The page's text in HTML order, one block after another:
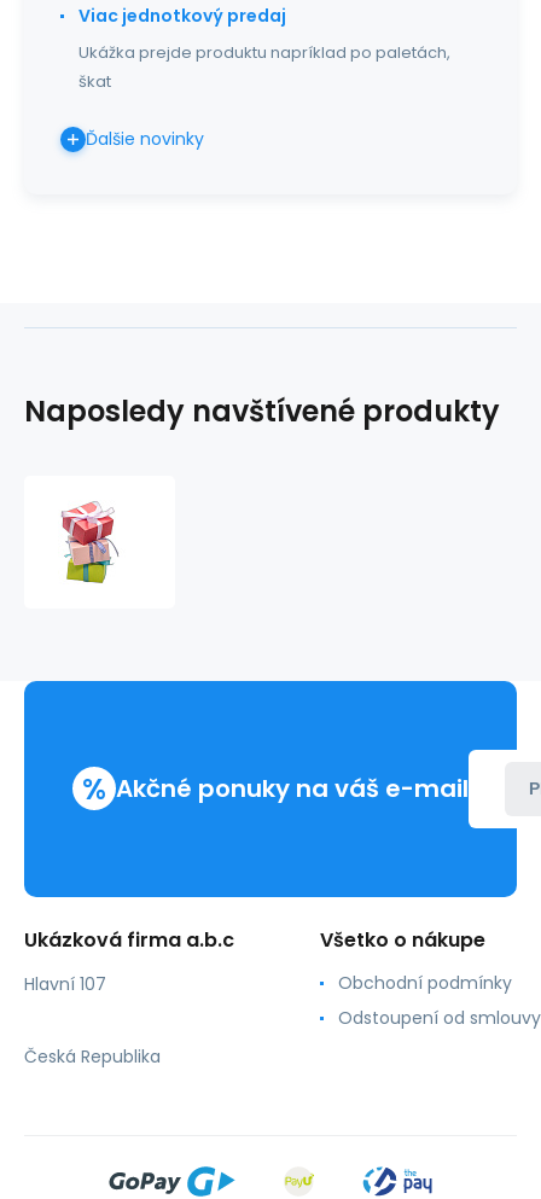
Viac jednotkový predaj
Ukážka prejde produktu napríklad po paletách,
škat
Ďalšie novinky
Naposledy navštívené produkty
% Akčné ponuky na váš e-mail
Ukázková firma a.b.c
Hlavní 107
Česká Republika
Všetko o nákupe
Obchodní podmínky
Odstoupení od smlouvy